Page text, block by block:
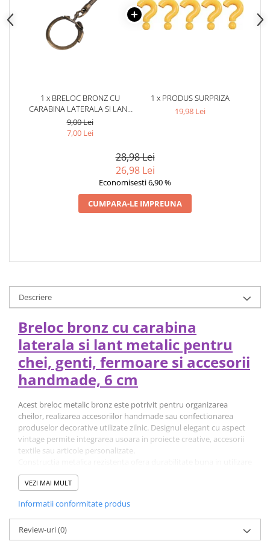
1 x BRELOC BRONZ CU
CARABINA LATERALA SI LANT
METALIC PENTRU CHEI, GENTI,
FERMOARE SI ACCESORII
9,00 Lei
7,00 Lei
1 x PRODUS SURPRIZA
19,98 Lei
28,98 Lei
26,98 Lei
Economisesti 6,90 %
CUMPARA-LE IMPREUNA
Descriere
Breloc bronz cu carabina
laterala si lant metalic pentru
chei, genti, fermoare si accesorii
handmade, 6 cm
Acest breloc metalic bronz este potrivit pentru organizarea
cheilor, realizarea accesoriilor handmade sau confectionarea
produselor decorative utilizate zilnic. Designul elegant cu aspect
vintage permite integrarea usoara in proiecte creative, accesorii
textile sau articole personalizate.
repetata, iar finisajul bronz completeaza armonios diferite tipuri
de accesorii decorative sau functionale. Sistemul lateral tip
necesara schimbarea accesoriilor.
Lantul metalic flexibil permite conectarea practica a diferitelor
elemente decorative, brelocuri sau accesorii utilizate frecvent.
VEZI MAI MULT
Informatii conformitate produs
Review-uri(0)